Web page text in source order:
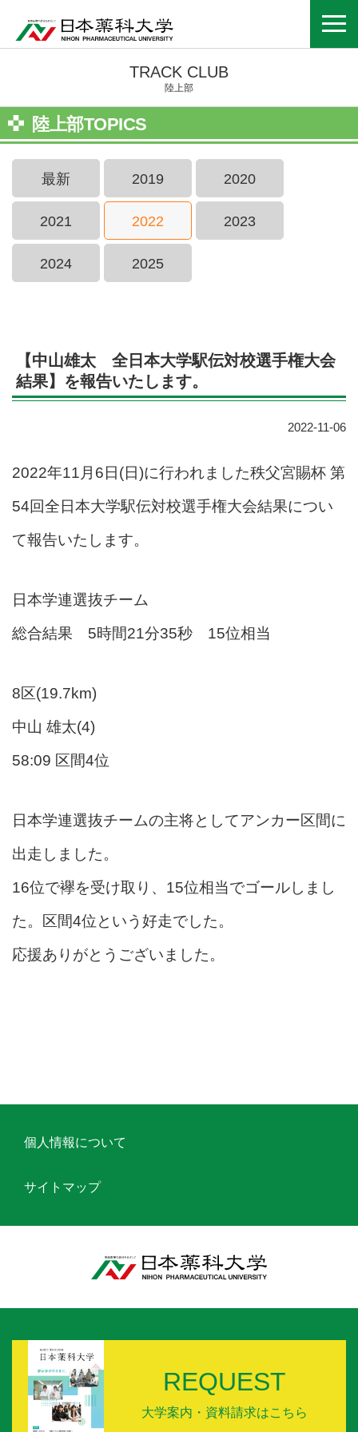
TRACK CLUB
陸上部
陸上部TOPICS
最新 2019 2020
2021 2022 2023
2024 2025
【中山雄太 全日本大学駅伝対校選手権大会
結果】を報告いたします。
2022-11-06
2022年11月6日(日)に行われました秩父宮賜杯 第
54回全日本大学駅伝対校選手権大会結果につい
て報告いたします。
日本学連選抜チーム
総合結果 5時間21分35秒 15位相当
8区(19.7km)
中山 雄太(4)
58:09 区間4位
日本学連選抜チームの主将としてアンカー区間に
出走しました。
16位で襷を受け取り、15位相当でゴールしまし
た。区間4位という好走でした。
応援ありがとうございました。
個人情報について
サイトマップ
REQUEST
大学案内・資料請求はこちら